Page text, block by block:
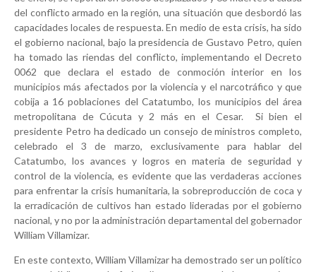
del conflicto armado en la región, una situación que desbordó las
capacidades locales de respuesta. En medio de esta crisis, ha sido
el gobierno nacional, bajo la presidencia de Gustavo Petro, quien
ha tomado las riendas del conflicto, implementando el Decreto
0062 que declara el estado de conmoción interior en los
municipios más afectados por la violencia y el narcotráfico y que
cobija a 16 poblaciones del Catatumbo, los municipios del área
metropolitana de Cúcuta y 2 más en el Cesar.
Si bien el
presidente Petro ha dedicado un consejo de ministros completo,
celebrado el 3 de marzo, exclusivamente para hablar del
Catatumbo, los avances y logros en materia de seguridad y
control de la violencia, es evidente que las verdaderas acciones
para enfrentar la crisis humanitaria, la sobreproducción de coca y
la erradicación de cultivos han estado lideradas por el gobierno
nacional, y no por la administración departamental del gobernador
William Villamizar.
En este contexto, William Villamizar ha demostrado ser un político